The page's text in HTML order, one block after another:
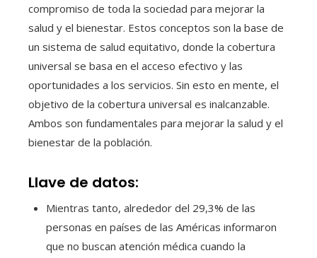
compromiso de toda la sociedad para mejorar la
salud y el bienestar. Estos conceptos son la base de
un sistema de salud equitativo, donde la cobertura
universal se basa en el acceso efectivo y las
oportunidades a los servicios. Sin esto en mente, el
objetivo de la cobertura universal es inalcanzable.
Ambos son fundamentales para mejorar la salud y el
bienestar de la población.
Llave de datos:
Mientras tanto, alrededor del 29,3% de las
personas en países de las Américas informaron
que no buscan atención médica cuando la